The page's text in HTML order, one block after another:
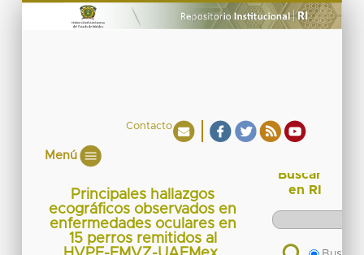
Contacto
Menú
Principales hallazgos
ecográficos observados en
enfermedades oculares en
15 perros remitidos al
Buscar
en RI